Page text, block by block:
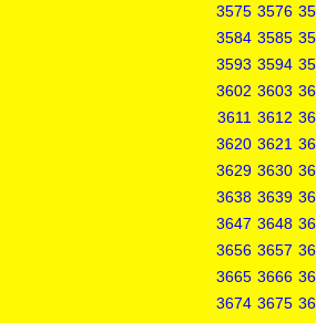
3575 3576
3584 3585
3593 3594
3602 3603
3611 3612
3620 3621
3629 3630
3638 3639
3647 3648
3656 3657
3665 3666
3674 3675